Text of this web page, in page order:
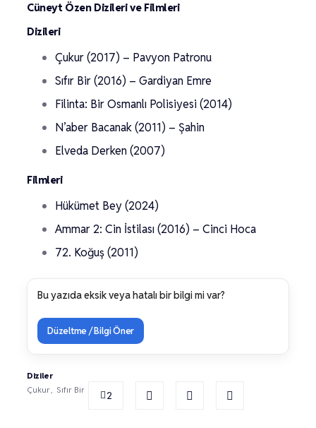
Cüneyt Özen Dizileri ve Filmleri
Dizileri
Çukur (2017) – Pavyon Patronu
Sıfır Bir (2016) – Gardiyan Emre
Filinta: Bir Osmanlı Polisiyesi (2014)
N’aber Bacanak (2011) – Şahin
Elveda Derken (2007)
Filmleri
Hükümet Bey (2024)
Ammar 2: Cin İstilası (2016) – Cinci Hoca
72. Koğuş (2011)
Bu yazıda eksik veya hatalı bir bilgi mi var?
Düzeltme / Bilgi Öner
Diziler
Çukur
Sıfır Bir 2